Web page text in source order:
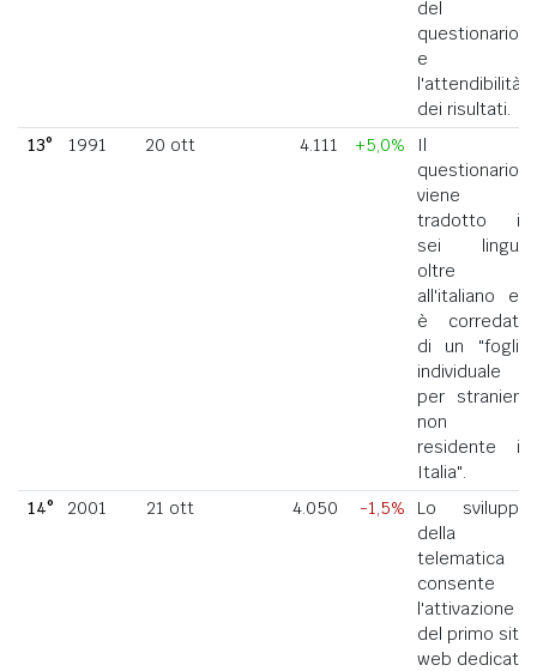
del
questionario
e
l'attendibilità
dei risultati.
13°
1991 20 ott 4.111 +5,0%
Il
questionario
viene
tradotto in
sei lingue
oltre
all'italiano ed
è corredato
di un "foglio
individuale
per straniero
non
residente in
Italia".
14°
2001 21 ott 4.050 -1,5%
Lo sviluppo
della
telematica
consente
l'attivazione
del primo sito
web dedicato